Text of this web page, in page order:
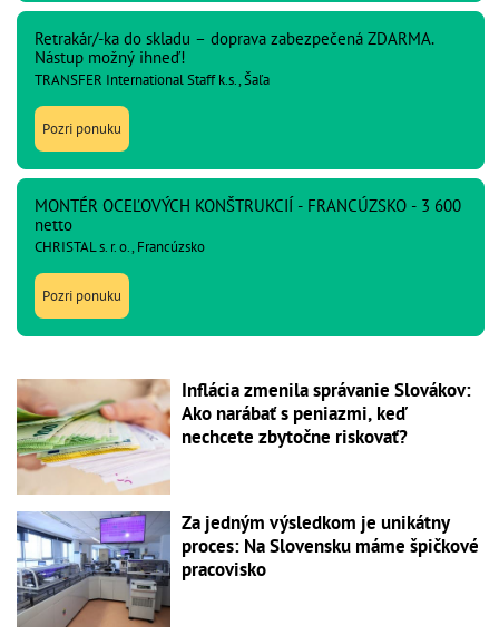
Retrakár/-ka do skladu – doprava zabezpečená ZDARMA.
Nástup možný ihneď!
TRANSFER International Staff k.s., Šaľa
Pozri ponuku
MONTÉR OCEĽOVÝCH KONŠTRUKCIÍ - FRANCÚZSKO - 3 600
netto
CHRISTAL s. r. o., Francúzsko
Pozri ponuku
Inflácia zmenila správanie Slovákov:
Ako narábať s peniazmi, keď
nechcete zbytočne riskovať?
Za jedným výsledkom je unikátny
proces: Na Slovensku máme špičkové
pracovisko